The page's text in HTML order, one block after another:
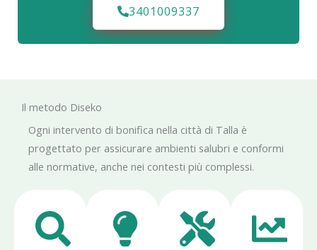
3401009337
Il metodo Diseko
Ogni intervento di bonifica nella città di Talla è
progettato per assicurare ambienti salubri e conformi
alle normative, anche nei contesti più complessi.